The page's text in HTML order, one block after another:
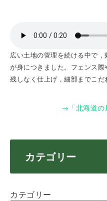
広い土地の管理を続ける中で
が身につきました。フェンス
残しなく仕上げ，細部までこだ
→「北海道の
カテゴリー
カテゴリー